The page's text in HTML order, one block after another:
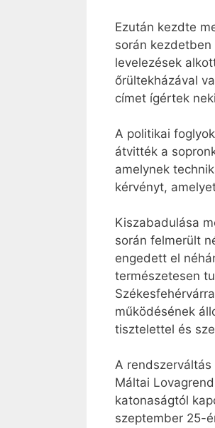
Ezután kezdte
során
levelezések
őrültekházával
címet ígértek
A politikai
átvitték a
amelynek
kérvényt,
Kiszabadulása
során felmerült
engedett el
természetesen
működésének
tisztelettel és
A
Máltai
katonaságtól
szeptember 25-